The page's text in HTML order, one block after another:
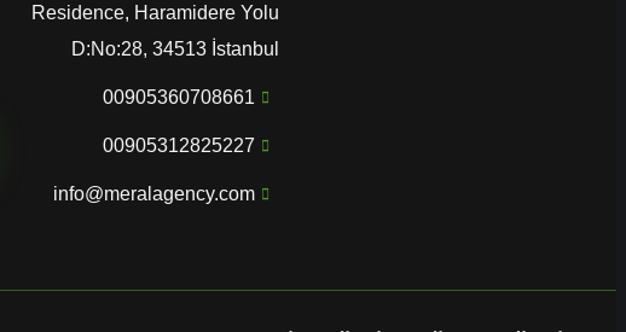
Residence, Haramidere Yolu
D:No:28, 34513 İstanbul
00905360708661
00905312825227
info@meralagency.com